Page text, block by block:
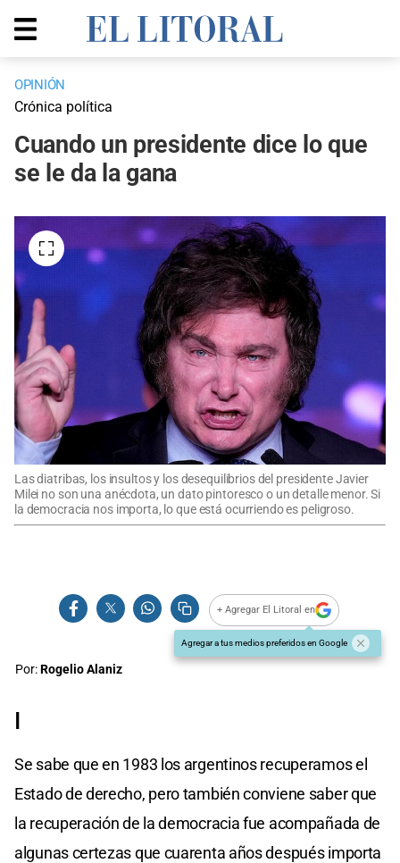
OPINIÓN
Crónica política
Cuando un presidente dice lo que
se le da la gana
Las diatribas, los insultos y los desequilibrios del presidente Javier
Milei no son una anécdota, un dato pintoresco o un detalle menor. Si
la democracia nos importa, lo que está ocurriendo es peligroso.
+ Agregar El Litoral en
Agregar a tus medios preferidos en Google
Por:Rogelio Alaniz
I
Se sabe que en 1983 los argentinos recuperamos el
Estado de derecho, pero también conviene saber que
la recuperación de la democracia fue acompañada de
algunas certezas que cuarenta años después importa